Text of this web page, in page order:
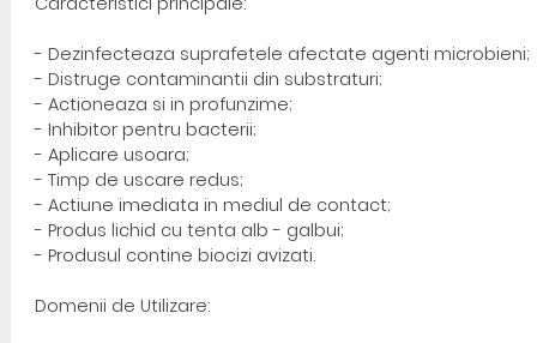
- Dezinfecteaza suprafetele afectate agenti microbieni;
- Distruge contaminantii din substraturi;
- Actioneaza si in profunzime;
- Inhibitor pentru bacterii;
- Aplicare usoara;
- Timp de uscare redus;
- Actiune imediata in mediul de contact;
- Produs lichid cu tenta alb - galbui;
- Produsul contine biocizi avizati.
Domenii de Utilizare: